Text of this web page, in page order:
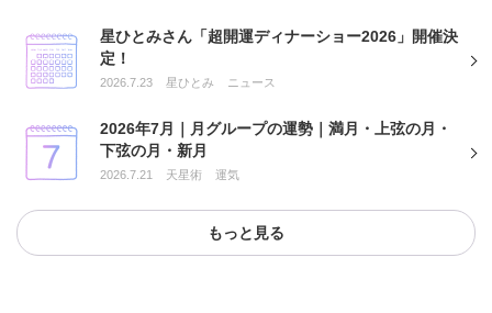
星ひとみさん「超開運ディナーショー2026」開催決
定！
2026.7.23 星ひとみ ニュース
2026年7月｜月グループの運勢｜満月・上弦の月・
下弦の月・新月
2026.7.21 天星術 運気
もっと見る